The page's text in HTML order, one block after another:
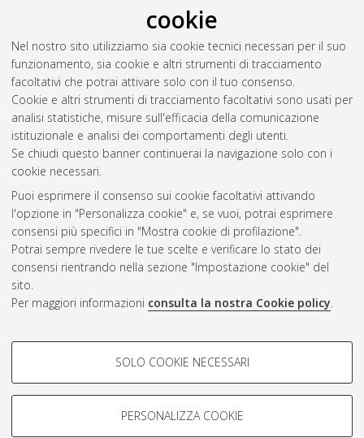
cookie
Nel nostro sito utilizziamo sia cookie tecnici necessari per il suo
funzionamento, sia cookie e altri strumenti di tracciamento
facoltativi che potrai attivare solo con il tuo consenso.
Cookie e altri strumenti di tracciamento facoltativi sono usati per
analisi statistiche, misure sull'efficacia della comunicazione
istituzionale e analisi dei comportamenti degli utenti.
Se chiudi questo banner continuerai la navigazione solo con i
cookie necessari.
Puoi esprimere il consenso sui cookie facoltativi attivando
l'opzione in "Personalizza cookie" e, se vuoi, potrai esprimere
consensi più specifici in "Mostra cookie di profilazione".
Potrai sempre rivedere le tue scelte e verificare lo stato dei
consensi rientrando nella sezione "Impostazione cookie" del
sito.
Per maggiori informazioni consulta la nostra Cookie policy.
COOKIE DI PROFILAZIONE -
Si tratta di cookie utilizzati per analizzare le caratteristiche della
navigazione degli utenti, creare profili in base al loro comportamento
SOLO COOKIE NECESSARI
PERSONALIZZA COOKIE
Aging of nuclear power plant cables: in
search of non-destructive diagnostic quantities
thesis], Alma Mater Studiorum Università di Bologna.
Dottorato di ricerca inIngegneria elettrotecnica, 26 Ciclo. DOI
10.6092/unibo/amsdottorato/6246.
Questa lista e' stata generata ilFri Aug 7 20:42:07 2026 CEST
Atom
Rss 1.0
Rss 2.0
ISSN: 2038-7946
Impostazioni Cookie
Informativa sulla privacy
Condizioni d’uso del sito